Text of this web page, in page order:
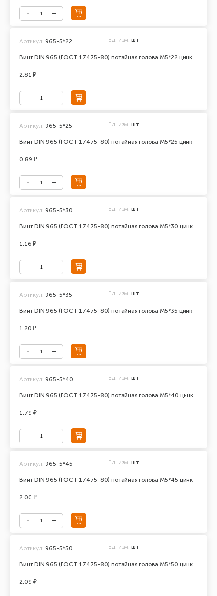
Винт DIN 965 (ГОСТ 17475-80) потайная голова М5*22 цинк
Артикул: 965-5*22 Ед. изм. шт.
2.81 ₽
Винт DIN 965 (ГОСТ 17475-80) потайная голова М5*25 цинк
Артикул: 965-5*25 Ед. изм. шт.
0.89 ₽
Винт DIN 965 (ГОСТ 17475-80) потайная голова М5*30 цинк
Артикул: 965-5*30 Ед. изм. шт.
1.16 ₽
Винт DIN 965 (ГОСТ 17475-80) потайная голова М5*35 цинк
Артикул: 965-5*35 Ед. изм. шт.
1.20 ₽
Винт DIN 965 (ГОСТ 17475-80) потайная голова М5*40 цинк
Артикул: 965-5*40 Ед. изм. шт.
1.79 ₽
Винт DIN 965 (ГОСТ 17475-80) потайная голова М5*45 цинк
Артикул: 965-5*45 Ед. изм. шт.
2.00 ₽
Винт DIN 965 (ГОСТ 17475-80) потайная голова М5*50 цинк
Артикул: 965-5*50 Ед. изм. шт.
2.09 ₽